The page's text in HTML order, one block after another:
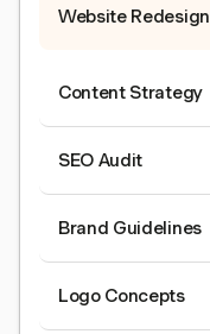
Website Redesign
Content Strategy
SEO Audit
Brand Guidelines
Logo Concepts